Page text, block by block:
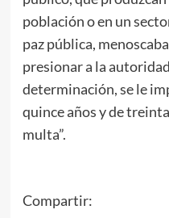
población o en un
paz pública,
presionar a la
determinación, se le
quince años y de
multa”.
Compartir: